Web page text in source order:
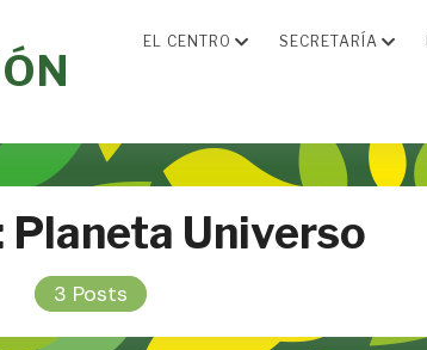
EL CENTRO SECRETARÍA
Planeta Universo
3 Posts